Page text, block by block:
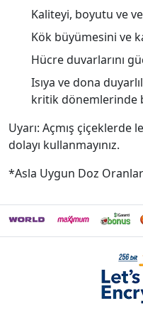
Kaliteyi, boyutu ve
Kök büyümesini ve
Hücre duvarlarını
Isıya ve dona
kritik dönemlerinde
Uyarı: Açmış çiçeklerde
dolayı kullanmayınız.
*Asla Uygun Doz